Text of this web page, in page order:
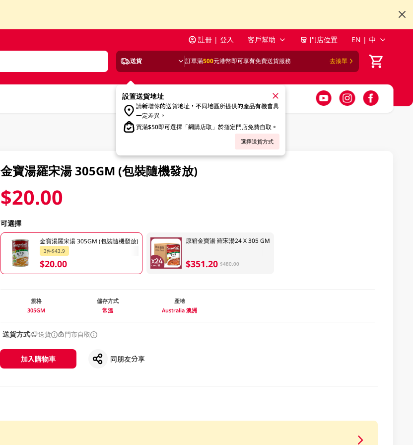
註冊 | 登入 客戶幫助 門店位置 EN | 中
送貨 訂單滿500元港幣即可享有免費送貨服務 去湊單
設置送貨地址
請新增你的送貨地址，不同地區所提供的產品有機會具
一定差異。
買滿$50即可選擇「網購店取」於指定門店免費自取。
選擇送貨方式
金寶湯羅宋湯 305GM (包裝隨機發放)
$20.00
可選擇
金寶湯羅宋湯 305GM (包裝隨機發放)
3件$43.9
$20.00
原箱金寶湯 羅宋湯24 X 305 GM
$351.20 $480.00
規格
305GM
儲存方式
常溫
產地
Australia 澳洲
送貨方式 送貨 門市自取
加入購物車 同朋友分享